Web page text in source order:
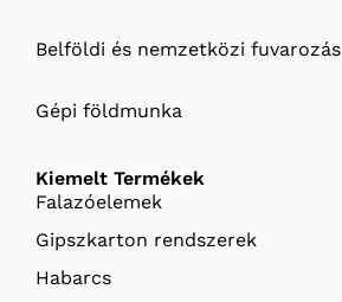
Belföldi és nemzetközi fuvarozás
Gépi földmunka
Kiemelt Termékek
Falazóelemek
Gipszkarton rendszerek
Habarcs